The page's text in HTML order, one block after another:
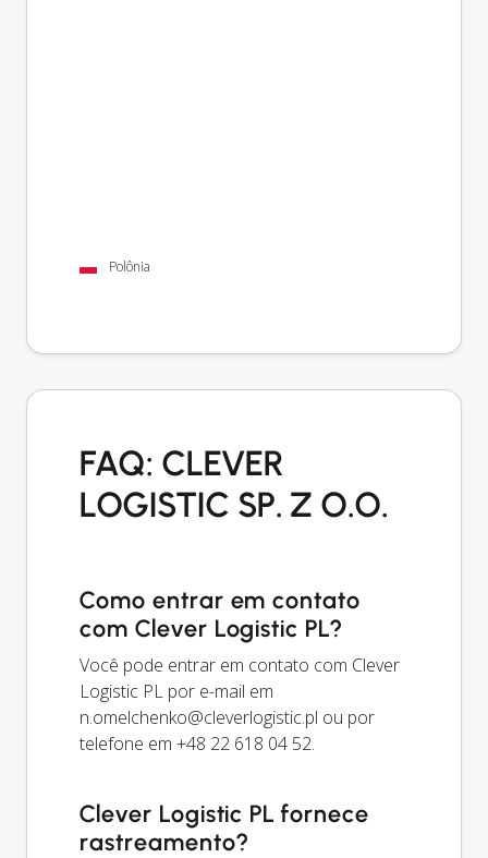
Polônia
FAQ: CLEVER
LOGISTIC SP. Z O.O.
Como entrar em contato
com Clever Logistic PL?
Você pode entrar em contato com Clever
Logistic PL por e-mail em
n.omelchenko@cleverlogistic.pl ou por
telefone em +48 22 618 04 52.
Clever Logistic PL fornece
rastreamento?